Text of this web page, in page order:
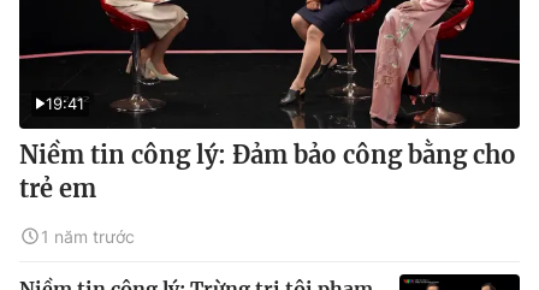
19:41
Niềm tin công lý: Đảm bảo công bằng cho
trẻ em
1 năm trước